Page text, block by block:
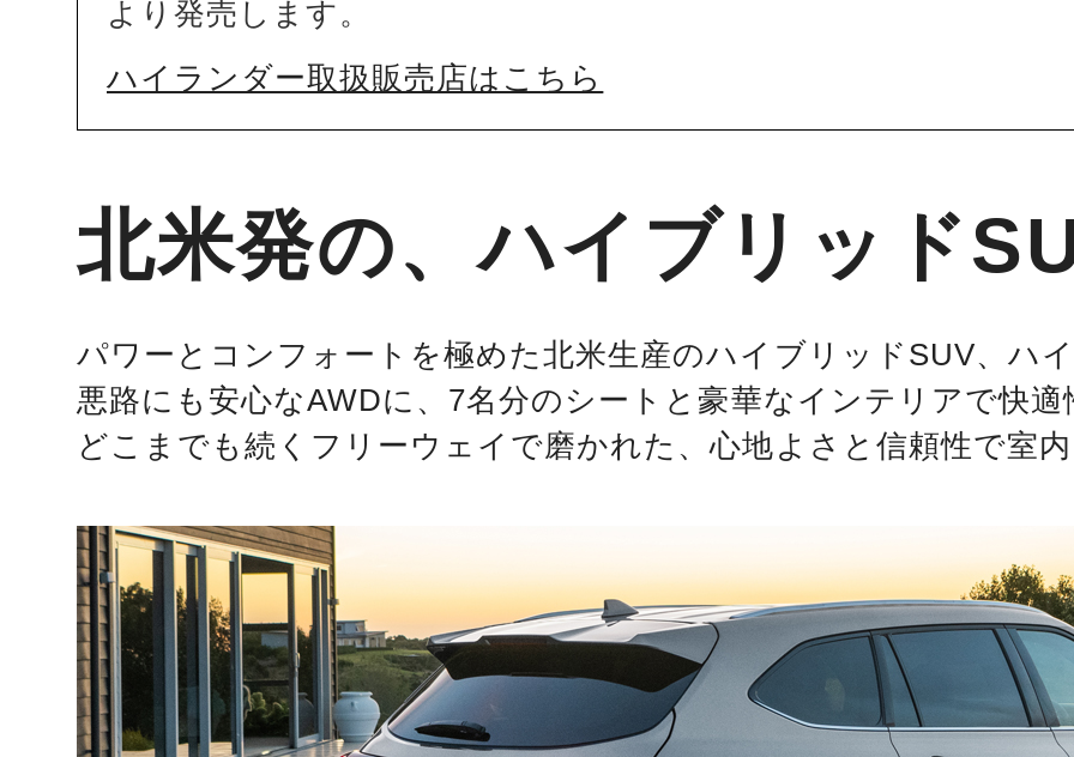
より発売します。
ハイランダー取扱販売店はこちら
北米発の、ハイブリッド
パワーとコンフォートを極めた北米生産のハイブリッドSUV、ハ
悪路にも安心なAWDに、7名分のシートと豪華なインテリアで快
どこまでも続くフリーウェイで磨かれた、心地よさと信頼性で室